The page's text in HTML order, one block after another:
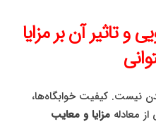
تاثیر آن بر مزایا
نیست. کیفیت خوابگاه‌ها،
معادلهمزایا و معایب